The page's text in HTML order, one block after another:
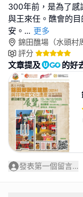
300年前，是為了感
與王來任。醮會的
安。 ... 更多
錦田醮場（水頭村
評分
文章提及 的好
發表第一個留言...